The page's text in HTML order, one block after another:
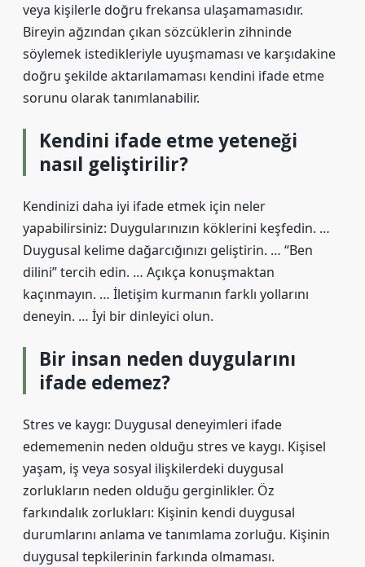
veya kişilerle doğru frekansa ulaşamamasıdır.
Bireyin ağzından çıkan sözcüklerin zihninde
söylemek istedikleriyle uyuşmaması ve karşıdakine
doğru şekilde aktarılamaması kendini ifade etme
sorunu olarak tanımlanabilir.
Kendini ifade etme yeteneği
nasıl geliştirilir?
Kendinizi daha iyi ifade etmek için neler
yapabilirsiniz: Duygularınızın köklerini keşfedin. …
Duygusal kelime dağarcığınızı geliştirin. … “Ben
dilini” tercih edin. … Açıkça konuşmaktan
kaçınmayın. … İletişim kurmanın farklı yollarını
deneyin. … İyi bir dinleyici olun.
Bir insan neden duygularını
ifade edemez?
Stres ve kaygı: Duygusal deneyimleri ifade
edememenin neden olduğu stres ve kaygı. Kişisel
yaşam, iş veya sosyal ilişkilerdeki duygusal
zorlukların neden olduğu gerginlikler. Öz
farkındalık zorlukları: Kişinin kendi duygusal
durumlarını anlama ve tanımlama zorluğu. Kişinin
duygusal tepkilerinin farkında olmaması.